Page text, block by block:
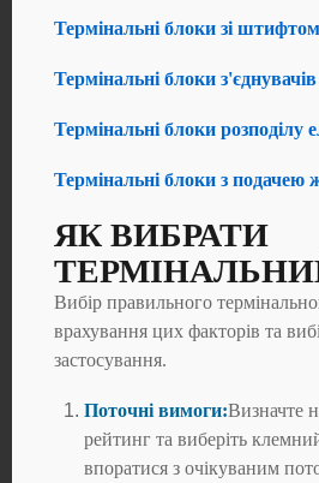
Термінальні блоки зі
Термінальні блоки
Термінальні блоки розподілу
Термінальні блоки з
ЯК ВИБРАТИ
Вибір правильного
врахування цих факторів та
застосування.
Поточні вимоги:Визначте
рейтинг та виберіть
впоратися з очікуваним